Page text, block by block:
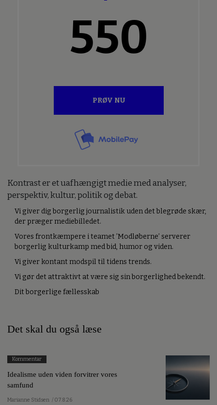
550
PRØV NU
Kontrast er et uafhængigt medie med analyser,
perspektiv, kultur, politik og debat.
Vi giver dig borgerlig journalistik uden det blegrøde skær,
der præger mediebilledet.
Vores frontkæmpere i teamet ’Modløberne’ serverer
borgerlig kulturkamp med bid, humor og viden.
Vi giver kontant modspil til tidens trends.
Vi gør det attraktivt at være sig sin borgerlighed bekendt.
Dit borgerlige fællesskab
Det skal du også læse
Kommentar
Idealisme uden viden forvitrer vores
samfund
Marianne Stidsen / 07.8.26